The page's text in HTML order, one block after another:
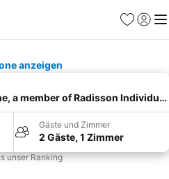
Favoriten
anzeigen
a member of Radisson
Gäste und Zimmer
2 Gäste, 1 Zimmer
unser Ranking